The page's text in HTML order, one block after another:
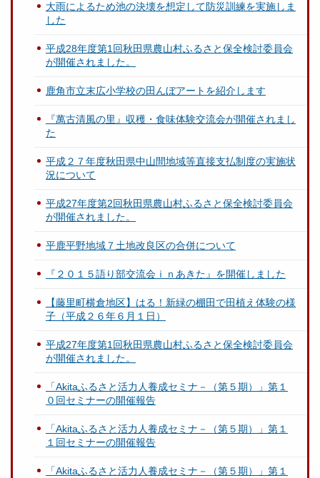
大雨によるため池の決壊を想定して防災訓練を実施しま
した
平成28年度第1回秋田県農山村ふるさと保全検討委員会
が開催されました。
鹿角市立末広小学校の田んぼアートを紹介します
『萬古清風の里』収穫・食味体験交流会が開催されまし
た
平成２７年度秋田県中山間地域等直接支払制度の実施状
況について
平成27年度第2回秋田県農山村ふるさと保全検討委員会
が開催されました。
平鹿平野地域７土地改良区の合併について
『２０１５語り部交流会ｉｎあきた』を開催しました
【藤里町横倉地区】はる！新緑の棚田で田植え体験の様
子（平成２６年６月１日）
平成27年度第1回秋田県農山村ふるさと保全検討委員会
が開催されました。
「Akitaふるさと活力人養成セミナ－（第５期）」第１
０回セミナーの開催報告
「Akitaふるさと活力人養成セミナ－（第５期）」第１
１回セミナーの開催報告
「Akitaふるさと活力人養成セミナ－（第５期）」第１